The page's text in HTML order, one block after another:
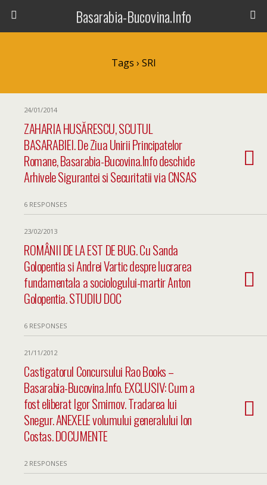
Basarabia-Bucovina.Info
Tags › SRI
24/01/2014
ZAHARIA HUSĂRESCU, SCUTUL
BASARABIEI. De Ziua Unirii Principatelor
Romane, Basarabia-Bucovina.Info deschide
Arhivele Sigurantei si Securitatii via CNSAS
6 RESPONSES
23/02/2013
ROMÂNII DE LA EST DE BUG. Cu Sanda
Golopentia si Andrei Vartic despre lucrarea
fundamentala a sociologului-martir Anton
Golopentia. STUDIU DOC
6 RESPONSES
21/11/2012
Castigatorul Concursului Rao Books –
Basarabia-Bucovina.Info. EXCLUSIV: Cum a
fost eliberat Igor Smirnov. Tradarea lui
Snegur. ANEXELE volumului generalului Ion
Costas. DOCUMENTE
2 RESPONSES